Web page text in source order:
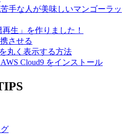
手な人が美味しいマンゴーラッ
再生」を作りました！
させる
丸く表示する方法
AWS Cloud9 をインストール